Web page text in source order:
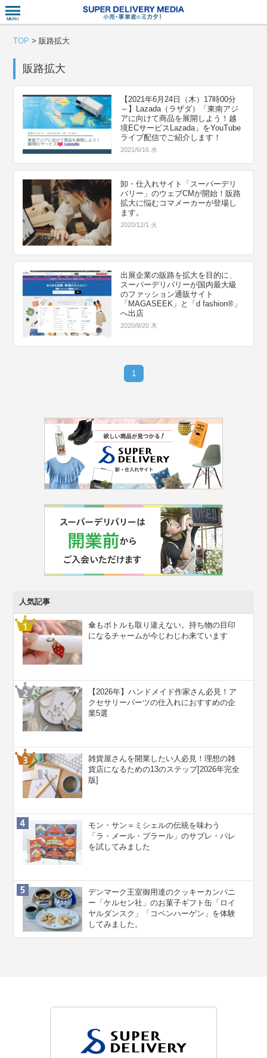
TOP >販路拡大
販路拡大
【2021年6月24日（木）17時00分
～】Lazada（ラザダ）「東南アジ
アに向けて商品を展開しよう！越
境ECサービスLazada」をYouTube
ライブ配信でご紹介します！
2021/6/16 水
卸・仕入れサイト「スーパーデリ
バリー」のウェブCMが開始！販路
拡大に悩むコマメーカーが登場し
ます。
2020/12/1 火
出展企業の販路を拡大を目的に、
スーパーデリバリーが国内最大級
のファッション通販サイト
「MAGASEEK」と「d fashion®」
へ出店
2020/8/20 木
1
人気記事
傘もボトルも取り違えない。持ち物の目印
になるチャームが今じわじわ来ています
【2026年】ハンドメイド作家さん必見！ア
クセサリーパーツの仕入れにおすすめの企
業5選
雑貨屋さんを開業したい人必見！理想の雑
貨店になるための13のステップ[2026年完全
版]
モン・サン＝ミシェルの伝統を味わう
「ラ・メール・プラール」のサブレ・パレ
を試してみました
デンマーク王室御用達のクッキーカンパニ
ー「ケルセン社」のお菓子ギフト缶「ロイ
ヤルダンスク」「コペンハーゲン」を体験
してみました。